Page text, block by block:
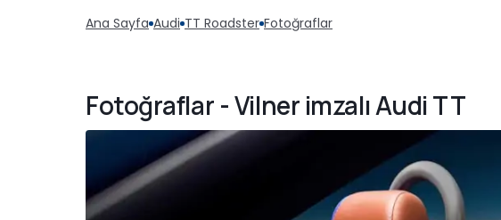
Ana Sayfa Audi TT Roadster Fotoğraflar
Fotoğraflar - Vilner imzalı Audi TT